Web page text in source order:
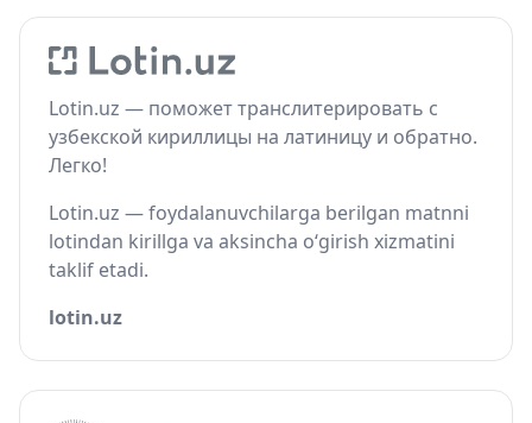
Lotin.uz — поможет транслитерировать с
узбекской кириллицы на латиницу и обратно.
Легко!
Lotin.uz — foydalanuvchilarga berilgan matnni
lotindan kirillga va aksincha o‘girish xizmatini
taklif etadi.
lotin.uz